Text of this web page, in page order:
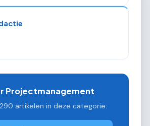
Projectmanagement
artikelen in deze categorie.